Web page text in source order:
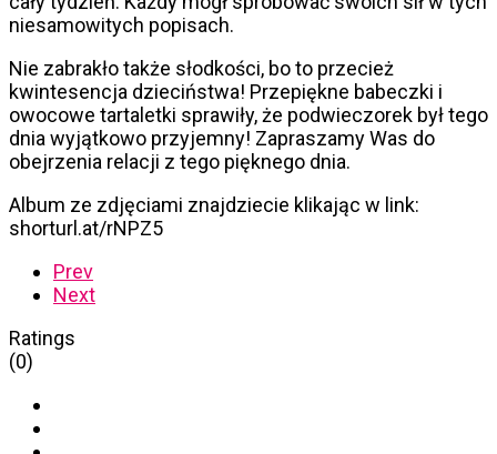
niesamowitych popisach.
Nie zabrakło także słodkości, bo to przecież
kwintesencja dzieciństwa! Przepiękne babeczki i
owocowe tartaletki sprawiły, że podwieczorek był tego
dnia wyjątkowo przyjemny! Zapraszamy Was do
obejrzenia relacji z tego pięknego dnia.
Album ze zdjęciami znajdziecie klikając w link:
shorturl.at/rNPZ5
Prev
Next
Ratings
(0)